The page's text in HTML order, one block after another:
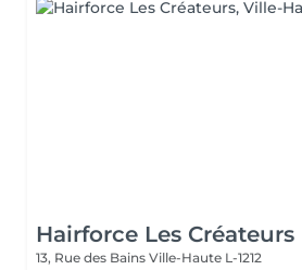
Hairforce Les Créateurs
13, Rue des Bains Ville-Haute L-1212